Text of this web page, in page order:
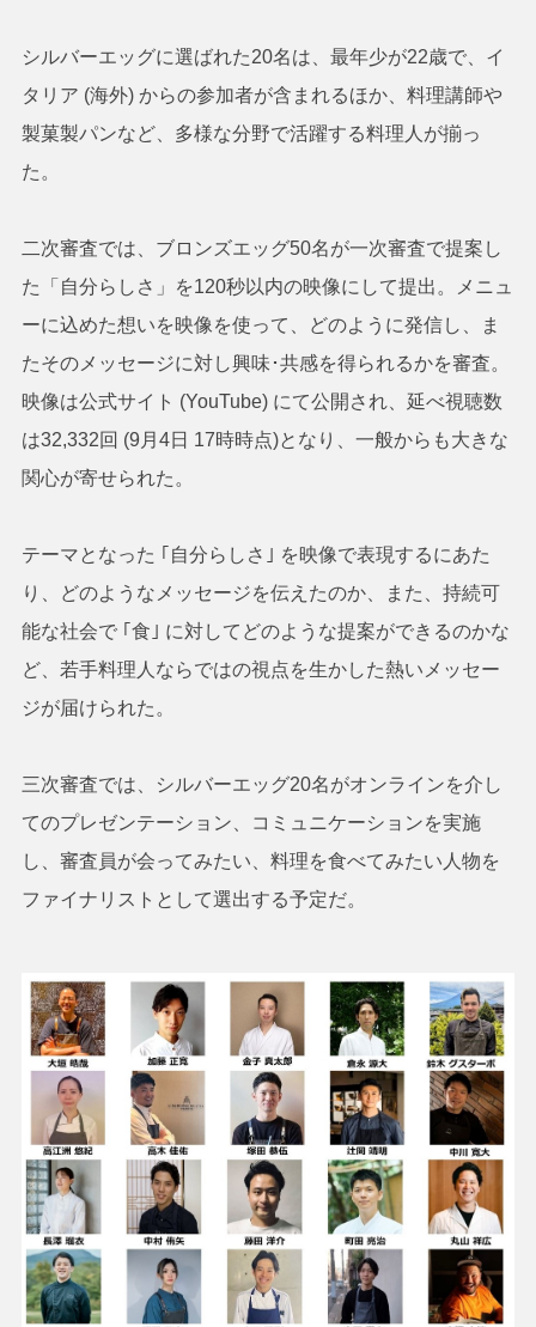
シルバーエッグに選ばれた20名は、最年少が22歳で、イ
タリア (海外) からの参加者が含まれるほか、料理講師や
製菓製パンなど、多様な分野で活躍する料理人が揃っ
た。
二次審査では、ブロンズエッグ50名が一次審査で提案し
た「自分らしさ」を120秒以内の映像にして提出。メニュ
ーに込めた想いを映像を使って、どのように発信し、ま
たそのメッセージに対し興味･共感を得られるかを審査。
映像は公式サイト (YouTube) にて公開され、延べ視聴数
は32,332回 (9月4日 17時時点)となり、一般からも大きな
関心が寄せられた。
テーマとなった ｢自分らしさ｣ を映像で表現するにあた
り、どのようなメッセージを伝えたのか、また、持続可
能な社会で ｢食｣ に対してどのような提案ができるのかな
ど、若手料理人ならではの視点を生かした熱いメッセー
ジが届けられた。
三次審査では、シルバーエッグ20名がオンラインを介し
てのプレゼンテーション、コミュニケーションを実施
し、審査員が会ってみたい、料理を食べてみたい人物を
ファイナリストとして選出する予定だ。